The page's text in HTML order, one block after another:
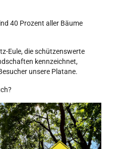
40 Prozent aller Bäume
Eule, die schützenswerte
kennzeichnet,
unsere Platane.